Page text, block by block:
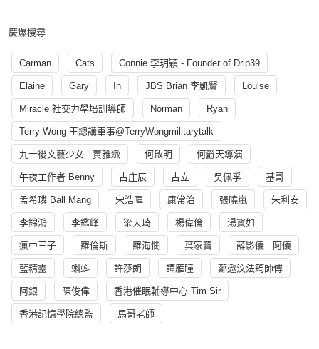
慶爆搜尋
Carman Cats Connie 李玥穎 - Founder of Drip39
Elaine Gary In JBS Brian 李凱賢 Louise
Miracle 社交力學培訓導師 Norman Ryan
Terry Wong 王總講軍事@TerryWongmilitarytalk
九十後文藝少女 - 賈雅緻 何啟明 何爵天導演
午夜工作者 Benny 古庄辰 古立 吳佩孚 基哥
孟希璘 Ball Mang 宋浩暉 康常治 張曉嵐 朱利安
李錦鴻 李鑑峰 梁天琦 楊偉倫 湯寳如
瘋中三子 羅倫斯 羅海憫 葉家寶 薛影儀 - 阿儀
藍精靈 蝌蚪 許莎朗 譚雁瞳 鄭遨汶法筠師傅
阿銀 陳俊偉 香港催眠輔導中心 Tim Sir
香港記憶學院總監 馬哥老師